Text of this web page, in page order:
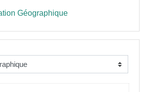
Géographique